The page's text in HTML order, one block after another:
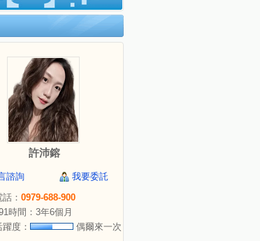
許沛鎔
諮詢
我要委託
： 0979-688-900
時間：3年6個月
度：
偶爾來一次